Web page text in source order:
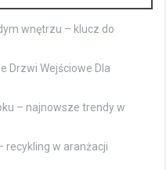
wnętrzu – klucz do
Drzwi Wejściowe Dla
– najnowsze trendy w
recykling w aranżacji